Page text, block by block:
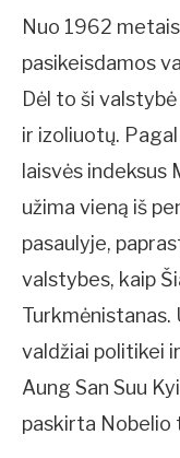
Nuo 1962
pasikeisdamos
Dėl to ši
ir izoliuotų.
laisvės indeksus
užima vieną iš
pasaulyje,
valstybes, kaip
Turkmėnistanas.
valdžiai politikei
Aung San Suu
paskirta Nobelio